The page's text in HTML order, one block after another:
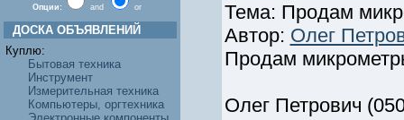
Опции: and or
ДОСКА ОБЪЯВЛЕНИЙ
Куплю:
Бытовая техника
Инструмент
Измерительная техника
Компьютеры, оргтехника
Тема: Продам
Автор: Олег
Продам
Олег Петрович